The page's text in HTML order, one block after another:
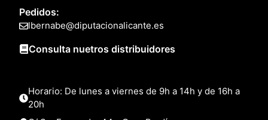
Pedidos:
lbernabe@diputacionalicante.es
Consulta nuetros distribuidores
Horario: De lunes a viernes de 9h a 14h y de 16h a
20h